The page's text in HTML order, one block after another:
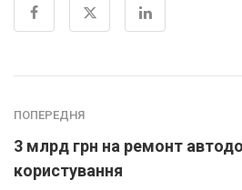
ПОПЕРЕДНЯ
3 млрд грн на ремонт
користування